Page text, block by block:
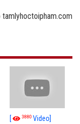
tamlyhoctoipham.com
[ 3880 Video]